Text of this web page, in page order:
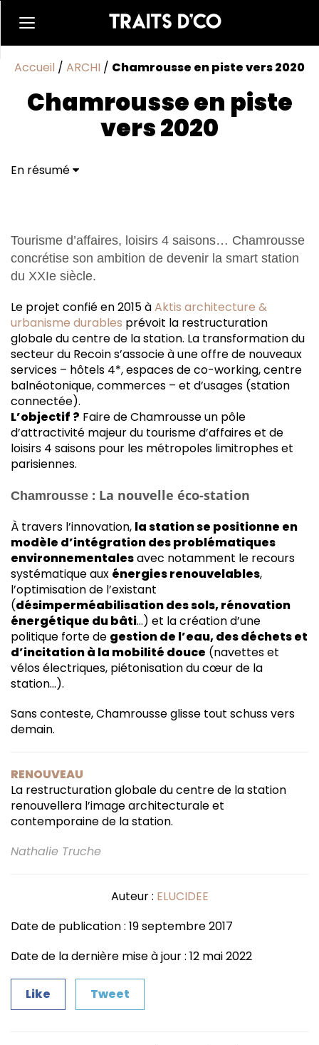
Accueil / ARCHI / Chamrousse en piste vers 2020
Chamrousse en piste
vers 2020
En résumé
Tourisme d’affaires, loisirs 4 saisons… Chamrousse
concrétise son ambition de devenir la smart station
du XXIe siècle.
Le projet confié en 2015 àAktis architecture &
urbanisme durables prévoit la restructuration
globale du centre de la station. La transformation du
secteur du Recoin s’associe à une offre de nouveaux
services – hôtels 4*, espaces de co-working, centre
balnéotonique, commerces – et d’usages (station
connectée).
L’objectif ? Faire de Chamrousse un pôle
d’attractivité majeur du tourisme d’affaires et de
loisirs 4 saisons pour les métropoles limitrophes et
parisiennes.
Chamrousse : La nouvelle éco-station
À travers l’innovation, la station se positionne en
modèle d’intégration des problématiques
environnementalesavec notamment le recours
systématique aux énergies renouvelables,
l’optimisation de l’existant
(désimperméabilisation des sols, rénovation
énergétique du bâti…) et la création d’une
politique forte de gestion de l’eau, des déchets et
d’incitation à la mobilité douce (navettes et
vélos électriques, piétonisation du cœur de la
station…).
Sans conteste, Chamrousse glisse tout schuss vers
demain.
RENOUVEAU
La restructuration globale du centre de la station
renouvellera l’image architecturale et
contemporaine de la station.
Nathalie Truche
Auteur : ELUCIDEE
Date de publication : 19 septembre 2017
Date de la dernière mise à jour : 12 mai 2022
Like Tweet